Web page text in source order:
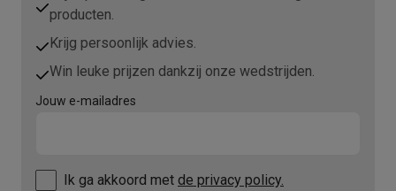
producten.
Krijg persoonlijk advies.
Win leuke prijzen dankzij onze wedstrijden.
Jouw e-mailadres
Ik ga akkoord met de privacy policy.